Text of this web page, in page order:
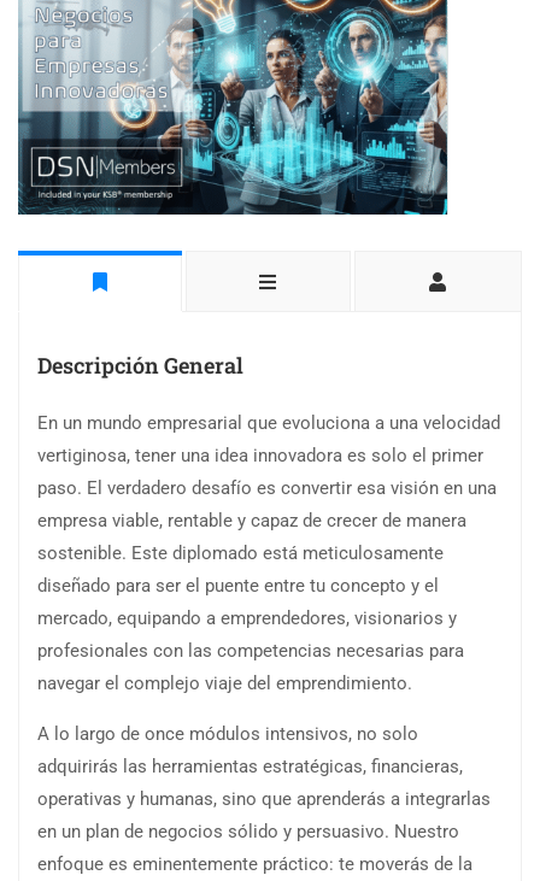
Descripción General
En un mundo empresarial que evoluciona a una velocidad
vertiginosa, tener una idea innovadora es solo el primer
paso. El verdadero desafío es convertir esa visión en una
empresa viable, rentable y capaz de crecer de manera
sostenible. Este diplomado está meticulosamente
diseñado para ser el puente entre tu concepto y el
mercado, equipando a emprendedores, visionarios y
profesionales con las competencias necesarias para
navegar el complejo viaje del emprendimiento.
A lo largo de once módulos intensivos, no solo
adquirirás las herramientas estratégicas, financieras,
operativas y humanas, sino que aprenderás a integrarlas
en un plan de negocios sólido y persuasivo. Nuestro
enfoque es eminentemente práctico: te moverás de la